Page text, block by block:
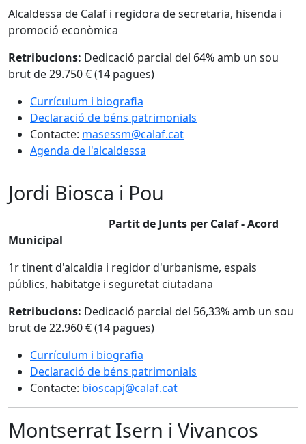
Alcaldessa de Calaf i regidora de secretaria, hisenda i
promoció econòmica
Retribucions: Dedicació parcial del 64% amb un sou
brut de 29.750 € (14 pagues)
Currículum i biografia
Declaració de béns patrimonials
Contacte: masessm@calaf.cat
Agenda de l'alcaldessa
Jordi Biosca i Pou
Partit de Junts per Calaf - Acord
Municipal
1r tinent d'alcaldia i regidor d'urbanisme, espais
públics, habitatge i seguretat ciutadana
Retribucions: Dedicació parcial del 56,33% amb un sou
brut de 22.960 € (14 pagues)
Currículum i biografia
Declaració de béns patrimonials
Contacte: bioscapj@calaf.cat
Montserrat Isern i Vivancos